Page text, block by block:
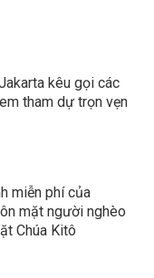
kêu gọi các
tham dự trọn vẹn
miễn phí của
mặt người nghèo
Chúa Kitô